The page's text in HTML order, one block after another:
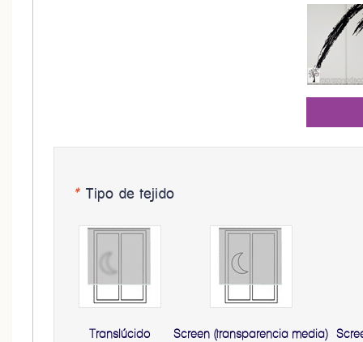
* Tipo de tejido
Translúcido Screen (transparencia media)